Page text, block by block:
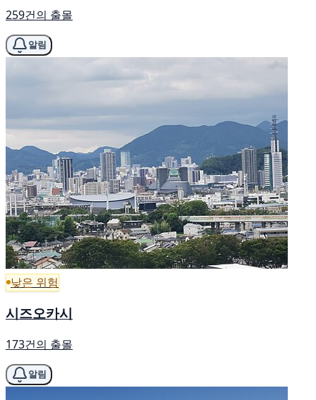
259건의 출몰
알림
낮은 위험
시즈오카시
173건의 출몰
알림